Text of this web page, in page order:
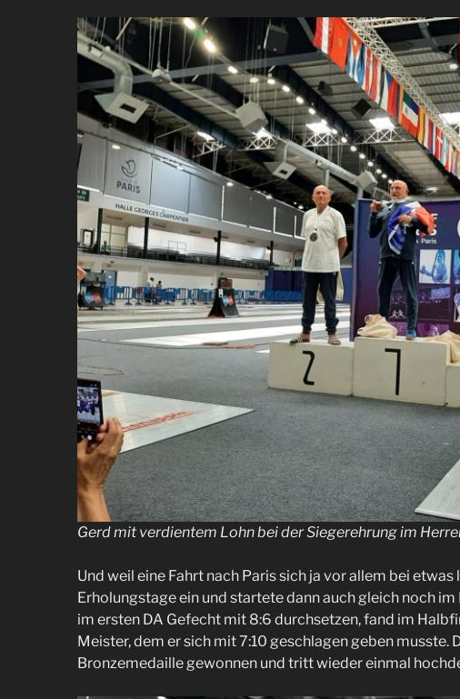
Gerd mit verdientem Lohn bei der Siegerehrung im
Und weil eine Fahrt nach Paris sich ja vor allem bei
Erholungstage ein und startete dann auch gleich noch
im ersten DA Gefecht mit 8:6 durchsetzen, fand im
Meister, dem er sich mit 7:10 geschlagen geben
Bronzemedaille gewonnen und tritt wieder einmal